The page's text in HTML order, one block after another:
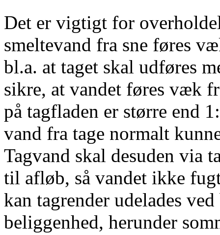
Det er vigtigt for
smeltevand fra sne føres
bl.a. at taget skal udføres
sikre, at vandet føres væk
på tagfladen er større end
vand fra tage normalt
Tagvand skal desuden via
til afløb, så vandet ikke
kan tagrender udelades
beliggenhed, herunder